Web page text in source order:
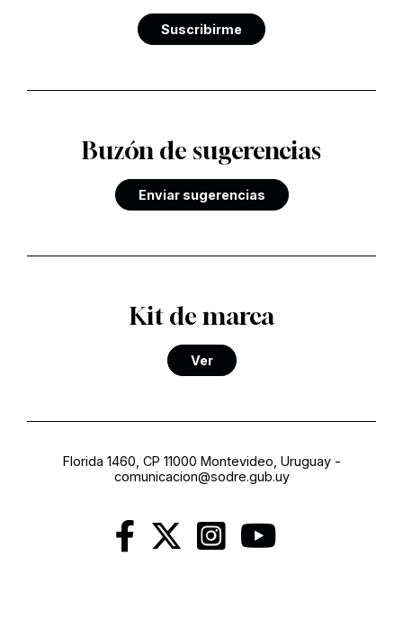
Suscribirme
Buzón de sugerencias
Enviar sugerencias
Kit de marca
Ver
Florida 1460, CP 11000 Montevideo, Uruguay-
comunicacion@sodre.gub.uy